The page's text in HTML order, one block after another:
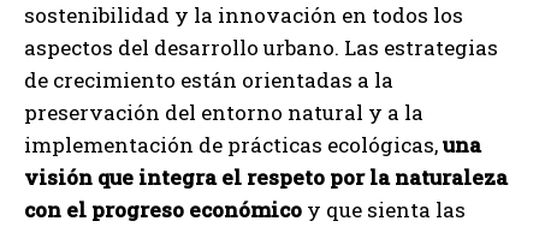
sostenibilidad y la innovación en todos los
aspectos del desarrollo urbano. Las estrategias
de crecimiento están orientadas a la
preservación del entorno natural y a la
implementación de prácticas ecológicas,una
visión que integra el respeto por la naturaleza
con el progreso económico y que sienta las